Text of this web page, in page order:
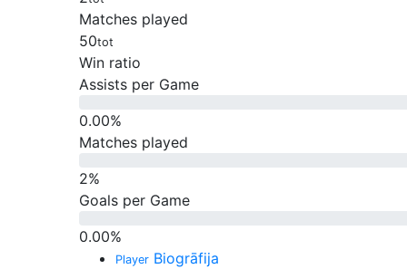
Matches played
50tot
Win ratio
Assists per Game
0.00%
Matches played
2%
Goals per Game
0.00%
Player Biogrāfija